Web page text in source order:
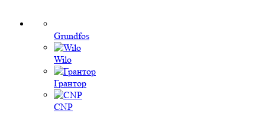
Grundfos
Wilo
Грантор
CNP